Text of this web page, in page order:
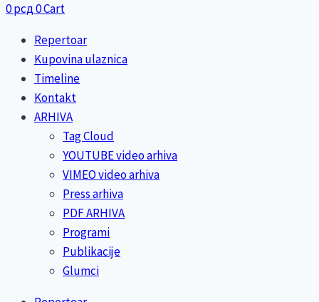
0рсд0Cart
Repertoar
Kupovina ulaznica
Timeline
Kontakt
ARHIVA
Tag Cloud
YOUTUBE video arhiva
VIMEO video arhiva
Press arhiva
PDF ARHIVA
Programi
Publikacije
Glumci